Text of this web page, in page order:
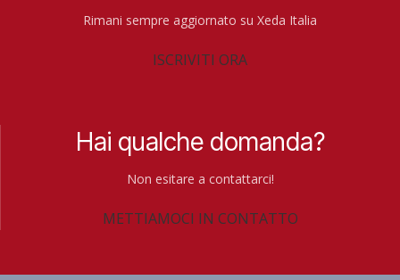
Rimani sempre aggiornato su Xeda Italia
ISCRIVITI ORA
Hai qualche domanda?
Non esitare a contattarci!
METTIAMOCI IN CONTATTO